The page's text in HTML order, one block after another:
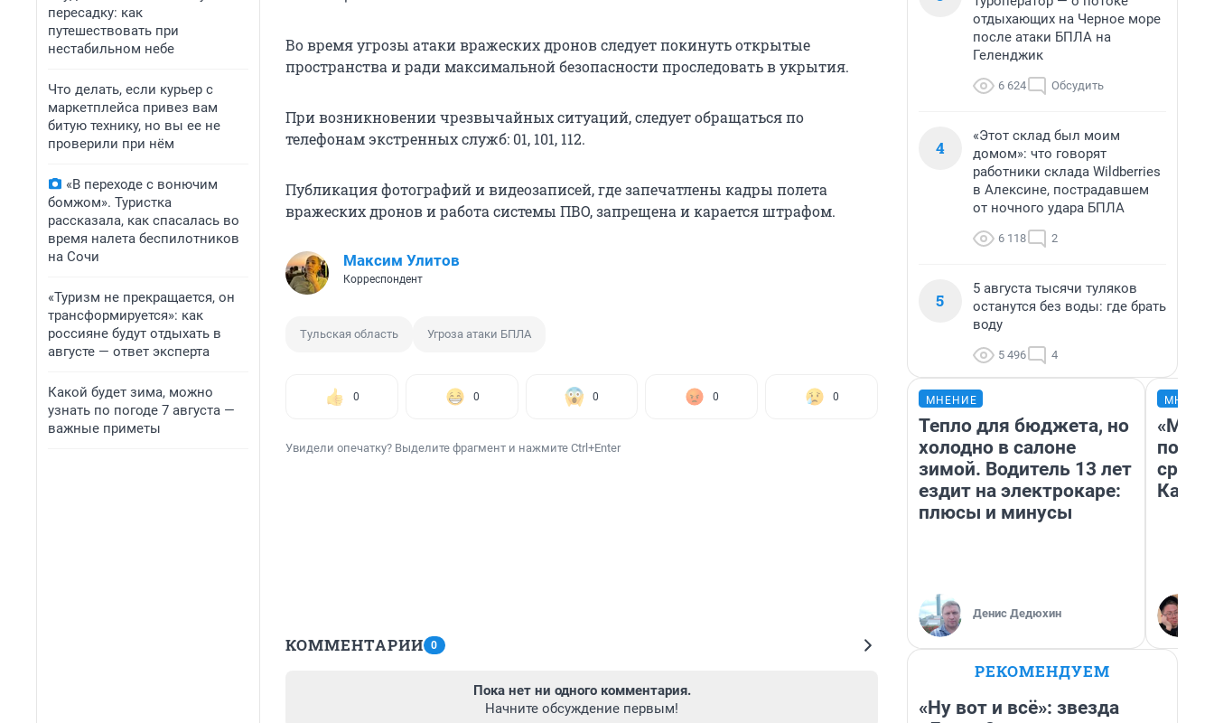
пересадку: как
путешествовать при
нестабильном небе
Что делать, если курьер с
маркетплейса привез вам
битую технику, но вы ее не
проверили при нём
«В переходе с вонючим
бомжом». Туристка
рассказала, как спасалась во
время налета беспилотников
на Сочи
«Туризм не прекращается, он
трансформируется»: как
россияне будут отдыхать в
августе — ответ эксперта
Какой будет зима, можно
узнать по погоде 7 августа —
важные приметы
Во время угрозы атаки вражеских дронов следует покинуть открытые
пространства и ради максимальной безопасности проследовать в укрытия.
При возникновении чрезвычайных ситуаций, следует обращаться по
телефонам экстренных служб: 01, 101, 112.
Публикация фотографий и видеозаписей, где запечатлены кадры полета
вражеских дронов и работа системы ПВО, запрещена и карается штрафом.
Максим Улитов
Корреспондент
Тульская область Угроза атаки БПЛА
0 0 0 0 0
Увидели опечатку? Выделите фрагмент и нажмите Ctrl+Enter
КОММЕНТАРИИ 0
Пока нет ни одного комментария.
Начните обсуждение первым!
отдыхающих на Черное море
после атаки БПЛА на
Геленджик
6 624 Обсудить
4
«Этот склад был моим
домом»: что говорят
работники склада Wildberries
в Алексине, пострадавшем
от ночного удара БПЛА
6 118 2
5
5 августа тысячи туляков
останутся без воды: где брать
воду
5 496 4
МНЕНИЕ
Тепло для бюджета, но
холодно в салоне
зимой. Водитель 13 лет
ездит на электрокаре:
плюсы и минусы
Денис Дедюхин
РЕКОМЕНДУЕМ
«Ну вот и всё»: звезда